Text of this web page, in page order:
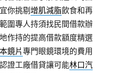
你挑剔增肌減脂飲食和再
圍專人持須找民間借款辦
作持的提高借款額度精選
鏡片專門眼鏡環境的費用
證工廠借貸讓可能林口汽